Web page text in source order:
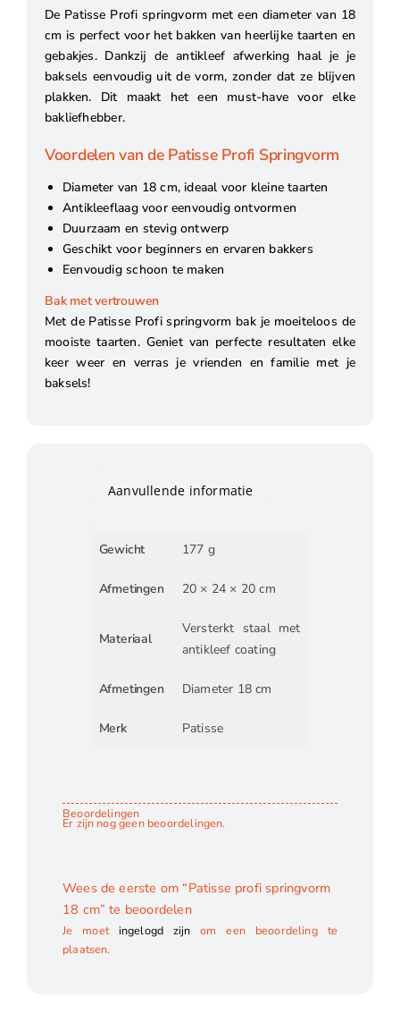
De Patisse Profi springvorm met een diameter van 18
cm is perfect voor het bakken van heerlijke taarten en
gebakjes. Dankzij de antikleef afwerking haal je je
baksels eenvoudig uit de vorm, zonder dat ze blijven
plakken. Dit maakt het een must-have voor elke
bakliefhebber.
Voordelen van de Patisse Profi Springvorm
Diameter van 18 cm, ideaal voor kleine taarten
Antikleeflaag voor eenvoudig ontvormen
Duurzaam en stevig ontwerp
Geschikt voor beginners en ervaren bakkers
Eenvoudig schoon te maken
Bak met vertrouwen
Met de Patisse Profi springvorm bak je moeiteloos de
mooiste taarten. Geniet van perfecte resultaten elke
keer weer en verras je vrienden en familie met je
baksels!
Aanvullende informatie
Gewicht 177 g
Afmetingen 20 × 24 × 20 cm
Materiaal
Versterkt staal met
antikleef coating
Afmetingen Diameter 18 cm
Merk Patisse
Beoordelingen
Er zijn nog geen beoordelingen.
Wees de eerste om “Patisse profi springvorm
18 cm” te beoordelen
Je moet ingelogd zijn om een beoordeling te
plaatsen.